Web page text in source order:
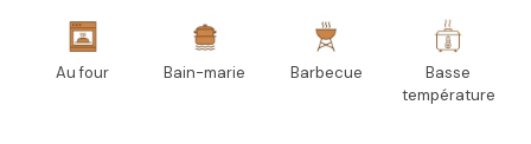
Au four Bain-marie Barbecue
Basse
température